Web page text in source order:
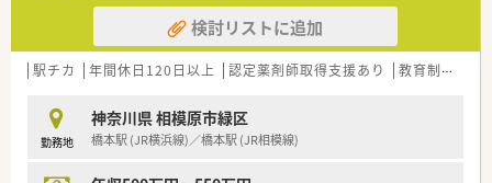
【法人特徴について】
■1983年創業の歴史ある企業であり、関東圏を中心に約100店
舗を自社開発のみで展開している安定した経営基盤を誇りま
■ドクターとの信頼関係が厚く、全店舗の約9割が医師からの直
接的な開局相談を受けて誕生している点が大きな強みです。
■エリアごとに4から5店舗のドミナント展開をしているため、
検討リストに追加
駅チカ 年間休日120日以上 認定薬剤師取得支援あり 教育制度あり
勤務地
神奈川県 相模原市緑区
橋本駅 (JR横浜線)／橋本駅 (JR相模線)